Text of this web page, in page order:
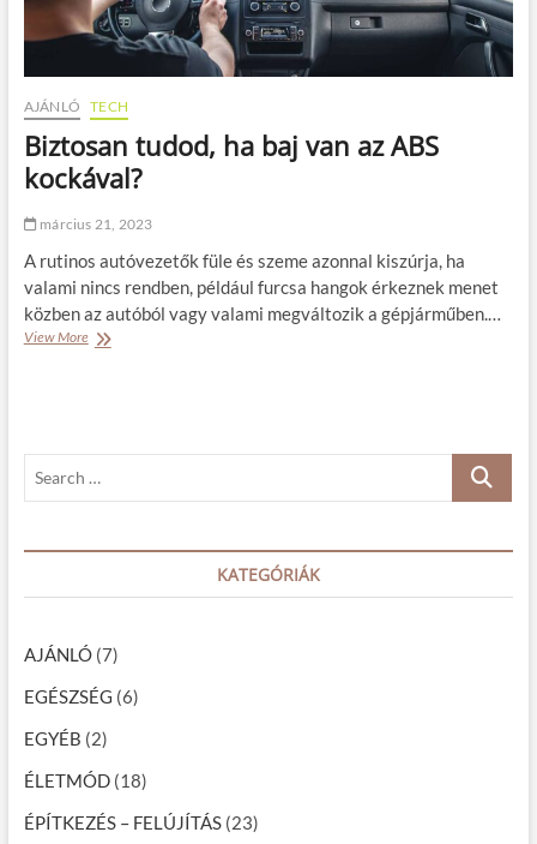
AJÁNLÓ TECH
Biztosan tudod, ha baj van az ABS
kockával?
március 21, 2023
A rutinos autóvezetők füle és szeme azonnal kiszúrja, ha
valami nincs rendben, például furcsa hangok érkeznek menet
közben az autóból vagy valami megváltozik a gépjárműben.…
View MoreB
n
d
d
a
a
v
a
n
z
r
h
KATEGÓRIÁK
AJÁNLÓ(7)
EGÉSZSÉG (6)
EGYÉB (2)
ÉLETMÓD(18)
ÉPÍTKEZÉS – FELÚJÍTÁS(23)